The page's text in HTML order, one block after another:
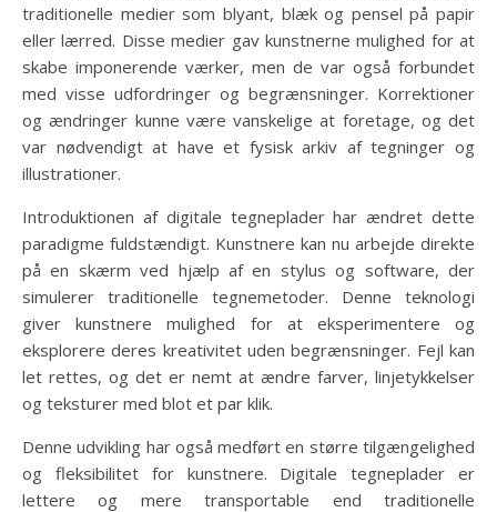
traditionelle medier som blyant, blæk og pensel på papir
eller lærred. Disse medier gav kunstnerne mulighed for at
skabe imponerende værker, men de var også forbundet
med visse udfordringer og begrænsninger. Korrektioner
og ændringer kunne være vanskelige at foretage, og det
var nødvendigt at have et fysisk arkiv af tegninger og
illustrationer.
Introduktionen af digitale tegneplader har ændret dette
paradigme fuldstændigt. Kunstnere kan nu arbejde direkte
på en skærm ved hjælp af en stylus og software, der
simulerer traditionelle tegnemetoder. Denne teknologi
giver kunstnere mulighed for at eksperimentere og
eksplorere deres kreativitet uden begrænsninger. Fejl kan
let rettes, og det er nemt at ændre farver, linjetykkelser
og teksturer med blot et par klik.
Denne udvikling har også medført en større tilgængelighed
og fleksibilitet for kunstnere. Digitale tegneplader er
lettere og mere transportable end traditionelle